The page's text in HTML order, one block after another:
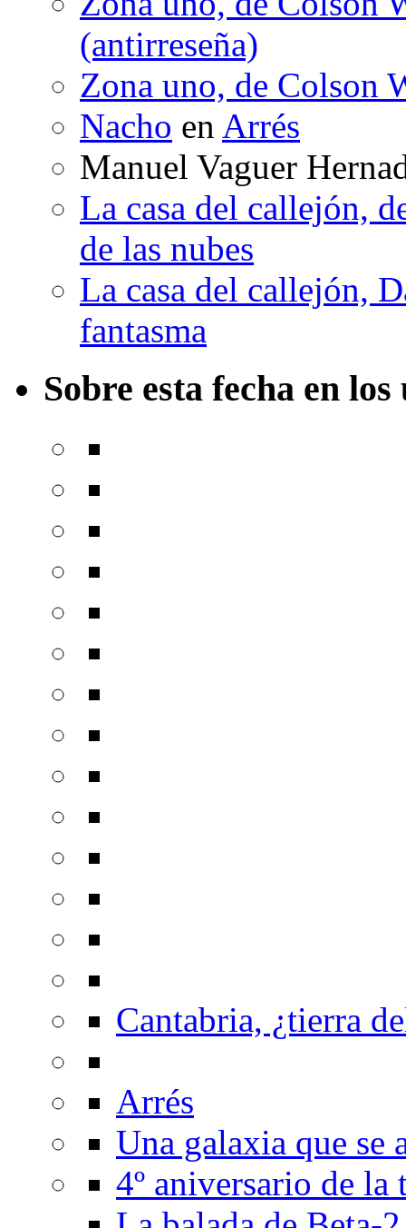
(antirreseña)
Zona uno, de Colson
Nacho en Arrés
Manuel Vaguer
La casa del callejón,
de las nubes
La casa del callejón,
fantasma
Sobre esta fecha en
Cantabria, ¿tierra
Arrés
Una galaxia que se
4º aniversario de